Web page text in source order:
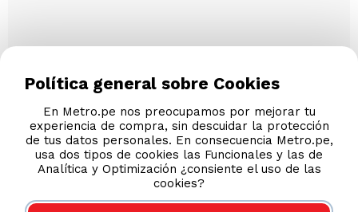
Política general sobre Cookies
En Metro.pe nos preocupamos por mejorar tu
experiencia de compra, sin descuidar la protección
de tus datos personales. En consecuencia Metro.pe,
usa dos tipos de cookies las Funcionales y las de
Analítica y Optimización ¿consiente el uso de las
cookies?